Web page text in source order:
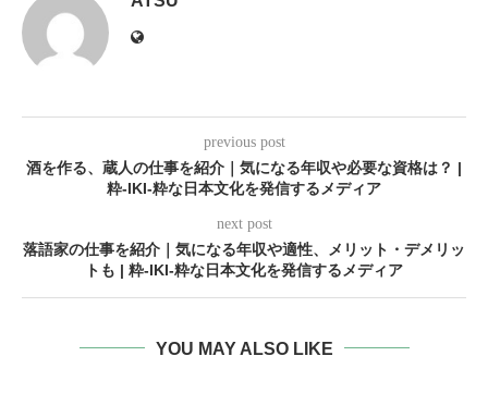
previous post
酒を作る、蔵人の仕事を紹介｜気になる年収や必要な資格は？ |
粋-IKI-粋な日本文化を発信するメディア
next post
落語家の仕事を紹介｜気になる年収や適性、メリット・デメリッ
トも | 粋-IKI-粋な日本文化を発信するメディア
YOU MAY ALSO LIKE